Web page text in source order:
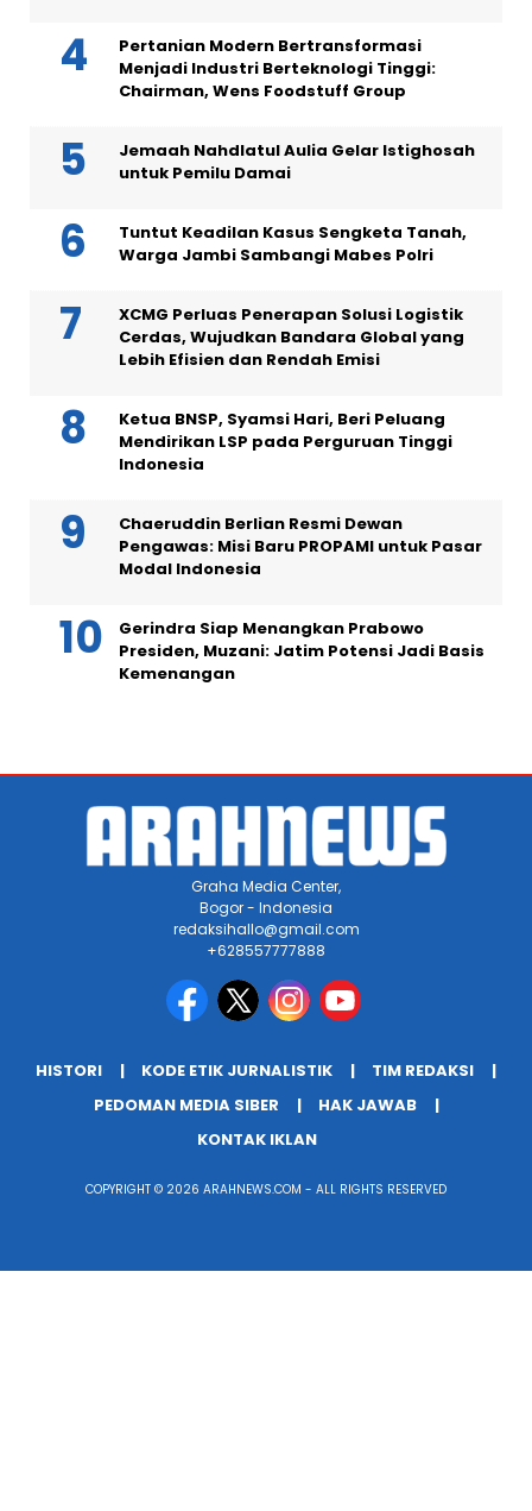
Pertanian Modern Bertransformasi
Menjadi Industri Berteknologi Tinggi:
Chairman, Wens Foodstuff Group
Jemaah Nahdlatul Aulia Gelar Istighosah
untuk Pemilu Damai
Tuntut Keadilan Kasus Sengketa Tanah,
Warga Jambi Sambangi Mabes Polri
XCMG Perluas Penerapan Solusi Logistik
Cerdas, Wujudkan Bandara Global yang
Lebih Efisien dan Rendah Emisi
Ketua BNSP, Syamsi Hari, Beri Peluang
Mendirikan LSP pada Perguruan Tinggi
Indonesia
Chaeruddin Berlian Resmi Dewan
Pengawas: Misi Baru PROPAMI untuk Pasar
Modal Indonesia
Gerindra Siap Menangkan Prabowo
Presiden, Muzani: Jatim Potensi Jadi Basis
Kemenangan
Graha Media Center,
Bogor - Indonesia
redaksihallo@gmail.com
+628557777888
HISTORI KODE ETIK JURNALISTIK
TIM REDAKSI
PEDOMAN MEDIA SIBER
HAK JAWAB
KONTAK IKLAN
COPYRIGHT © 2026 ARAHNEWS.COM - ALL RIGHTS RESERVED